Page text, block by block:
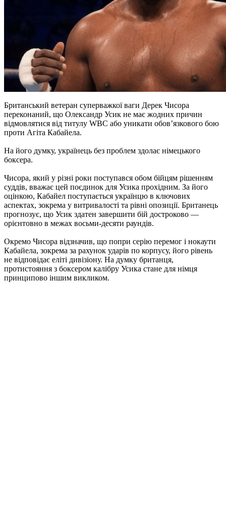
Британський ветеран суперважкої ваги Дерек Чисора
переконаний, що Олександр Усик не має жодних причин
відмовлятися від титулу WBC або уникати обов’язкового бою
проти Агіта Кабайела.
На його думку, українець без проблем здолає німецького
боксера.
Чисора, який у різні роки поступався обом бійцям рішенням
суддів, вважає цей поєдинок для Усика прохідним. За його
оцінкою, Кабайел поступається українцю в ключових
аспектах, зокрема у витривалості та рівні опозиції. Британець
прогнозує, що Усик здатен завершити бій достроково —
орієнтовно в межах восьми-десяти раундів.
Окремо Чисора відзначив, що попри серію перемог і нокаути
Кабайела, зокрема за рахунок ударів по корпусу, його рівень
не відповідає еліті дивізіону. На думку британця,
протистояння з боксером калібру Усика стане для німця
принципово іншим викликом.